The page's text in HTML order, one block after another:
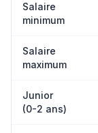
Salaire
minimum
Salaire
maximum
Junior
(0-2 ans)